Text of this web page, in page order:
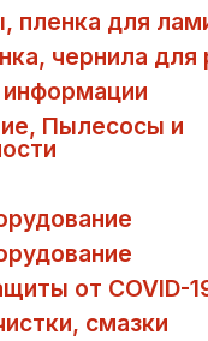
пленка для
чернила для
Пылесосы и
от COVID-
смазки